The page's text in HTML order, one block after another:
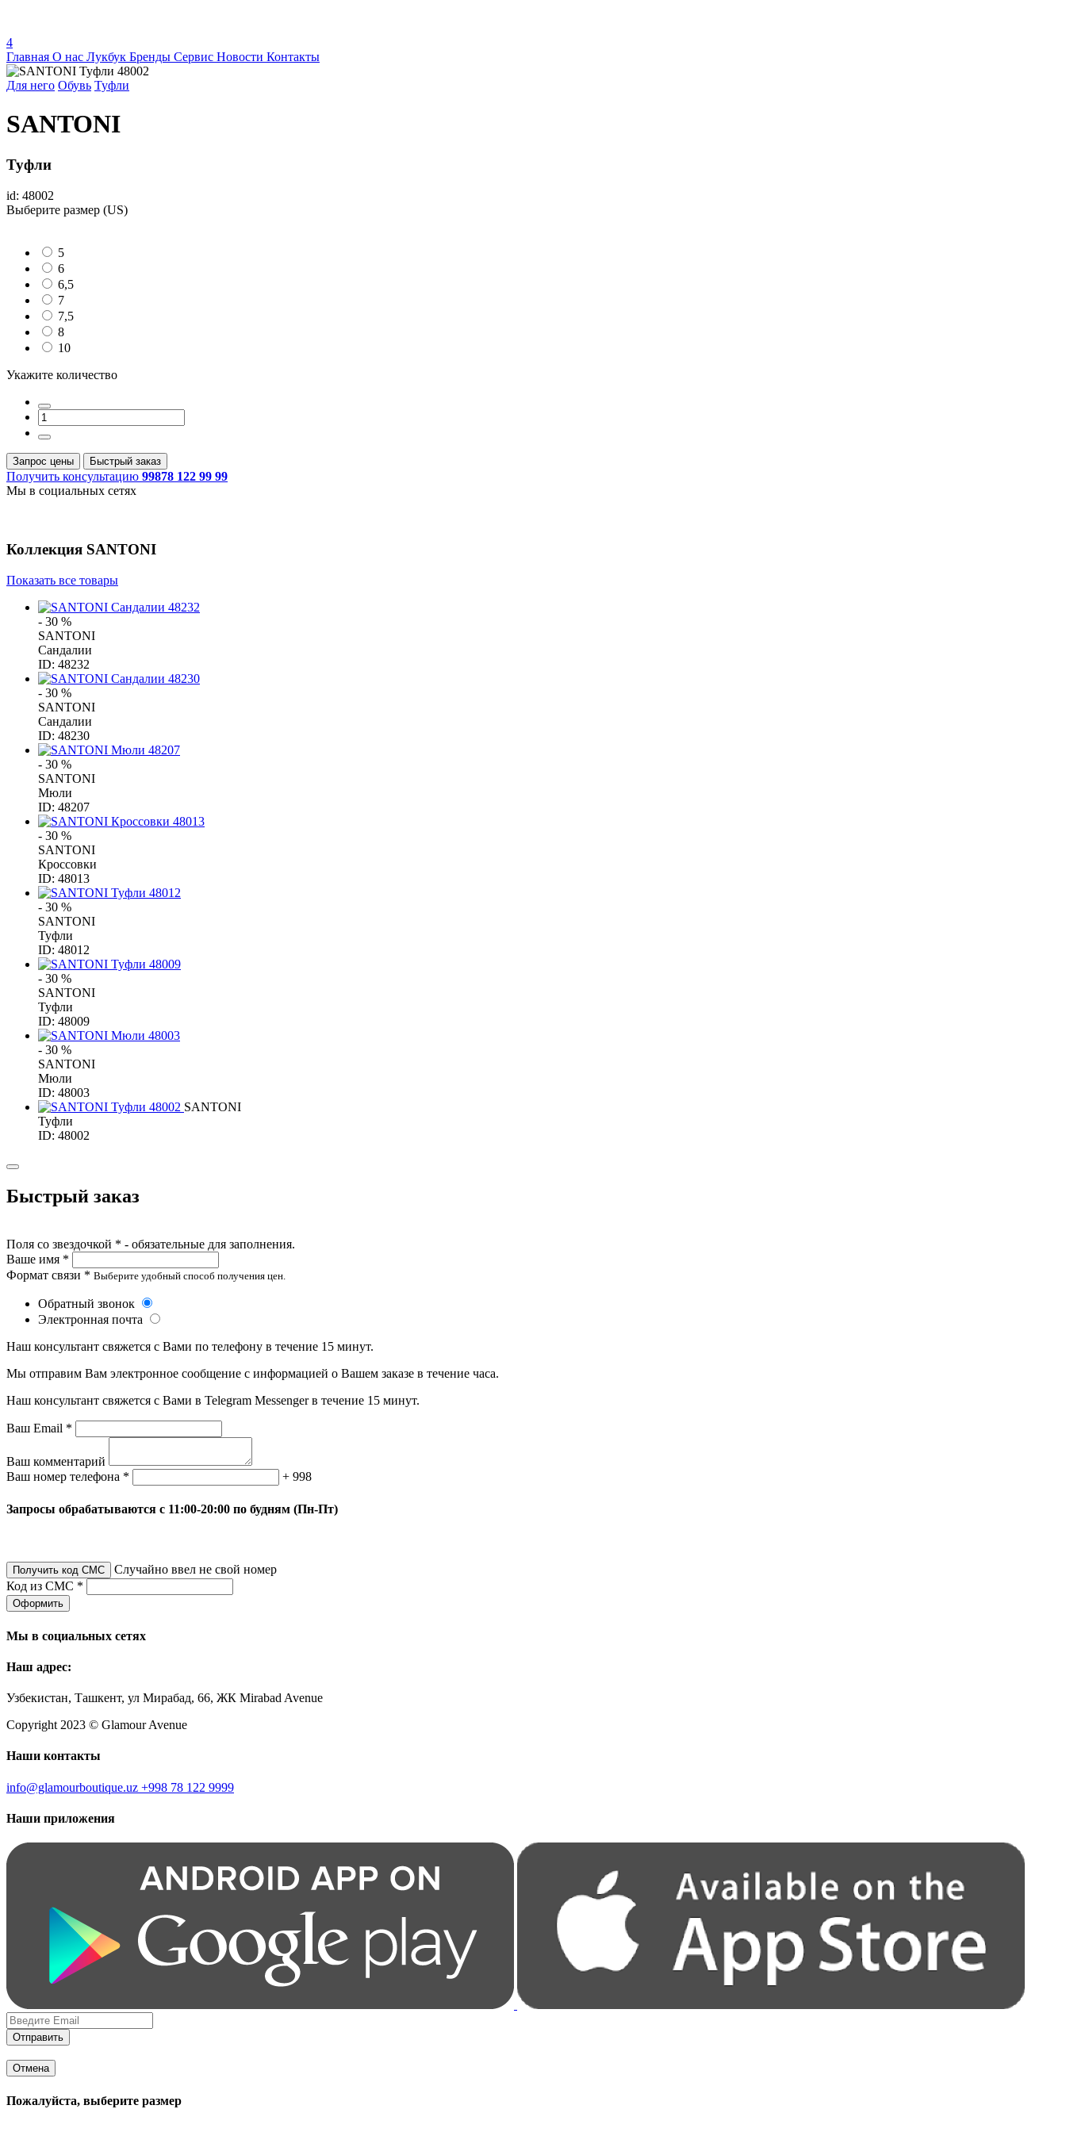
4
Главная О нас Лукбук Бренды Сервис Новости Контакты
Для него Обувь Туфли
SANTONI
Туфли
id: 48002
Выберите размер (US)
5
6
6,5
7
7,5
8
10
Укажите количество
Запрос цены Быстрый заказ
Получить консультацию 99878 122 99 99
Мы в социальных сетях
Коллекция SANTONI
Показать все товары
- 30 %
SANTONI
Сандалии
ID: 48232
- 30 %
SANTONI
Сандалии
ID: 48230
- 30 %
SANTONI
Мюли
ID: 48207
- 30 %
SANTONI
Кроссовки
ID: 48013
- 30 %
SANTONI
Туфли
ID: 48012
- 30 %
SANTONI
Туфли
ID: 48009
- 30 %
SANTONI
Мюли
ID: 48003
SANTONI
Туфли
ID: 48002
Быстрый заказ
Поля со звездочкой * - обязательные для заполнения.
Ваше имя *
Формат связи * Выберите удобный способ получения цен.
Обратный звонок
Электронная почта
Наш консультант свяжется с Вами по телефону в течение 15 минут.
Мы отправим Вам электронное сообщение с информацией о Вашем заказе в течение часа.
Наш консультант свяжется с Вами в Telegram Messenger в течение 15 минут.
Ваш Email *
Ваш комментарий
Ваш номер телефона *
+ 998
Запросы обрабатываются с 11:00-20:00 по будням (Пн-Пт)
Получить код СМС
Случайно ввел не свой номер
Код из СМС *
Оформить
Мы в социальных сетях
Наш адрес:
Узбекистан, Ташкент, ул Мирабад, 66, ЖК Mirabad Avenue
Copyright 2023 © Glamour Avenue
Наши контакты
info@glamourboutique.uz +998 78 122 9999
Наши приложения
Отправить
Отмена
Пожалуйста, выберите размер